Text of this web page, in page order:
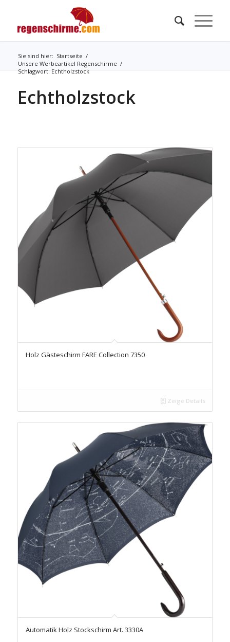
Sie sind hier: Startseite /
Unsere Werbeartikel Regenschirme /
Schlagwort: Echtholzstock
Echtholzstock
Holz Gästeschirm FARE Collection 7350
Zeige Details
Automatik Holz Stockschirm Art. 3330A